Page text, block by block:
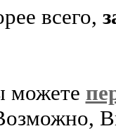
всего,
можете